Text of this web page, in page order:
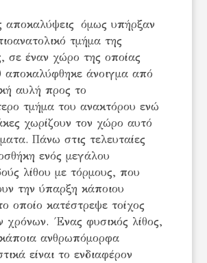
αποκαλύψεις όμως υπήρξαν
τμήμα της
σε έναν χώρο της οποίας
άνοιγμα από
αυλή προς το
τμήμα του ανακτόρου ενώ
χωρίζουν τον χώρο αυτό
Πάνω στις τελευταίες
ενός μεγάλου
λίθου με τόρμους, που
την ύπαρξη κάποιου
οποίο κατέστρεψε τοίχος
χρόνων. Ένας φυσικός λίθος,
ανθρωπόμορφα
είναι το ενδιαφέρον